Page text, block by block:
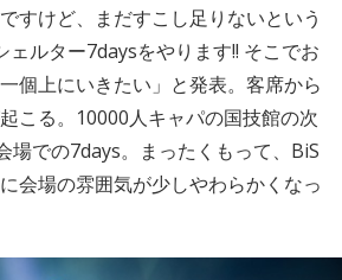
すけど、まだすこし足りないという
ェルター7daysをやります!! そこでお
個上にいきたい」と発表。客席から
こる。10000人キャパの国技館の次
場での7days。まったくもって、BiS
会場の雰囲気が少しやわらかくなっ